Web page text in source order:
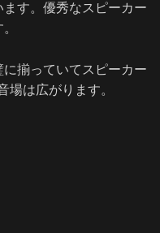
す。優秀なスピーカー
揃っていてスピーカー
場は広がります。